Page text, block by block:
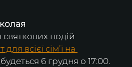
подій
всієї сімʼї на
6 грудня о 17:00.